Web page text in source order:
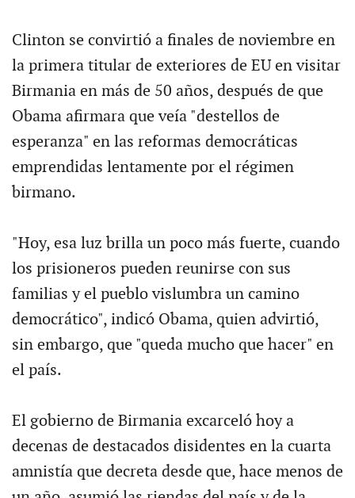
Clinton se convirtió a finales de noviembre en
la primera titular de exteriores de EU en visitar
Birmania en más de 50 años, después de que
Obama afirmara que veía "destellos de
esperanza" en las reformas democráticas
emprendidas lentamente por el régimen
birmano.
"Hoy, esa luz brilla un poco más fuerte, cuando
los prisioneros pueden reunirse con sus
familias y el pueblo vislumbra un camino
democrático", indicó Obama, quien advirtió,
sin embargo, que "queda mucho que hacer" en
el país.
El gobierno de Birmania excarceló hoy a
decenas de destacados disidentes en la cuarta
amnistía que decreta desde que, hace menos de